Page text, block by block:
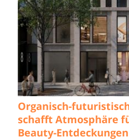
Organisch-
schafft Atmosphäre
Beauty-